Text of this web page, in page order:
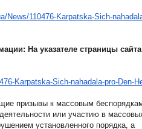
News/110476-Karpatska-Sich-
На указателе страницы сайта
Karpatska-Sich-nahadala-pro-Den-
призывы к массовым
или участию в
установленного порядка, а